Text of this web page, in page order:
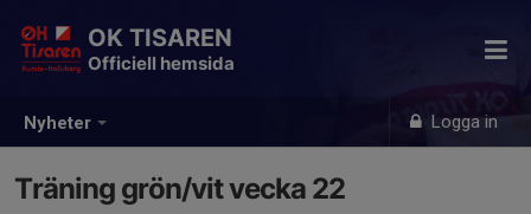
Nyheter Logga in
OK TISAREN
Officiell hemsida
Träning grön/vit vecka 22